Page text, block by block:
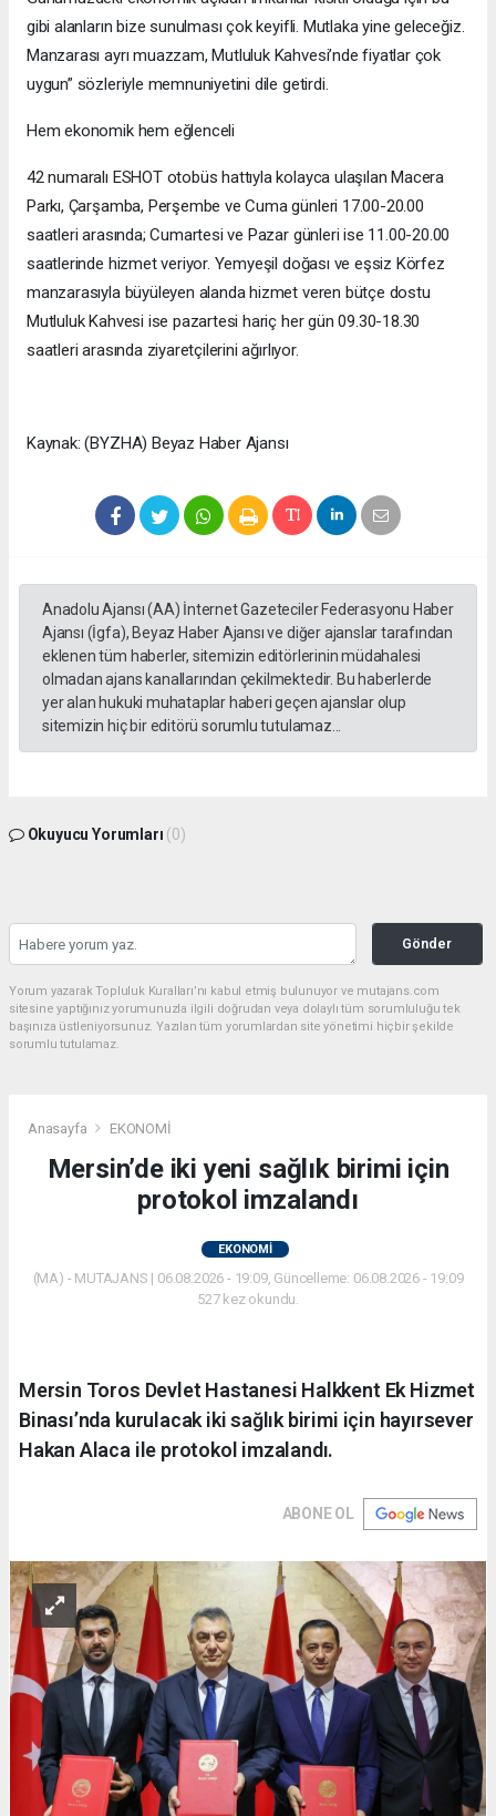
gibi alanların bize sunulması çok keyifli. Mutlaka yine geleceğiz.
Manzarası ayrı muazzam, Mutluluk Kahvesi’nde fiyatlar çok
uygun” sözleriyle memnuniyetini dile getirdi.
Hem ekonomik hem eğlenceli
42 numaralı ESHOT otobüs hattıyla kolayca ulaşılan Macera
Parkı, Çarşamba, Perşembe ve Cuma günleri 17.00-20.00
saatleri arasında; Cumartesi ve Pazar günleri ise 11.00-20.00
saatlerinde hizmet veriyor. Yemyeşil doğası ve eşsiz Körfez
manzarasıyla büyüleyen alanda hizmet veren bütçe dostu
Mutluluk Kahvesi ise pazartesi hariç her gün 09.30-18.30
saatleri arasında ziyaretçilerini ağırlıyor.
Kaynak: (BYZHA) Beyaz Haber Ajansı
Anadolu Ajansı (AA) İnternet Gazeteciler Federasyonu Haber
Ajansı (İgfa), Beyaz Haber Ajansı ve diğer ajanslar tarafından
eklenen tüm haberler, sitemizin editörlerinin müdahalesi
olmadan ajans kanallarından çekilmektedir. Bu haberlerde
yer alan hukuki muhataplar haberi geçen ajanslar olup
sitemizin hiç bir editörü sorumlu tutulamaz...
Okuyucu Yorumları (0)
Gönder
Yorum yazarak Topluluk Kuralları’nı kabul etmiş bulunuyor ve mutajans.com
sitesine yaptığınız yorumunuzla ilgili doğrudan veya dolaylı tüm sorumluluğu tek
başınıza üstleniyorsunuz. Yazılan tüm yorumlardan site yönetimi hiçbir şekilde
sorumlu tutulamaz.
Anasayfa EKONOMİ
Mersin’de iki yeni sağlık birimi için
protokol imzalandı
EKONOMİ
(MA) - MUTAJANS | 06.08.2026 - 19:09, Güncelleme: 06.08.2026 - 19:09
527 kez okundu.
Mersin Toros Devlet Hastanesi Halkkent Ek Hizmet
Binası’nda kurulacak iki sağlık birimi için hayırsever
Hakan Alaca ile protokol imzalandı.
ABONE OL